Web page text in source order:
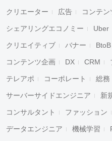
クリエーター 広告 コンテン
シェアリングエコノミー Uber
クリエイティブ バナー BtoB
コンテンツ企画 DX CRM
テレアポ コーポレート 総務
サーバーサイドエンジニア 新
コンサルタント ファッション
データエンジニア 機械学習